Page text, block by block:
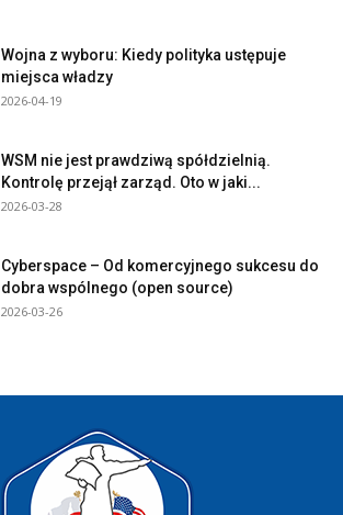
Wojna z wyboru: Kiedy polityka ustępuje
miejsca władzy
2026-04-19
WSM nie jest prawdziwą spółdzielnią.
Kontrolę przejął zarząd. Oto w jaki...
2026-03-28
Cyberspace – Od komercyjnego sukcesu do
dobra wspólnego (open source)
2026-03-26